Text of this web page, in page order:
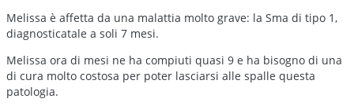
Melissa è affetta da una malattia molto grave: la Sma di tipo 1,
diagnosticatale a soli 7 mesi.
Melissa ora di mesi ne ha compiuti quasi 9 e ha bisogno di una
di cura molto costosa per poter lasciarsi alle spalle questa
patologia.